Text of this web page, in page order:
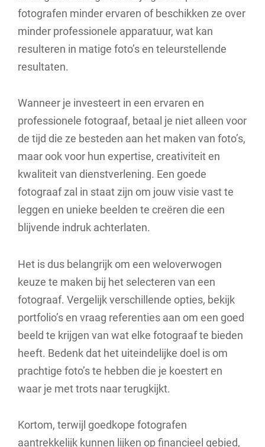
fotografen minder ervaren of beschikken ze over
minder professionele apparatuur, wat kan
resulteren in matige foto’s en teleurstellende
resultaten.
Wanneer je investeert in een ervaren en
professionele fotograaf, betaal je niet alleen voor
de tijd die ze besteden aan het maken van foto’s,
maar ook voor hun expertise, creativiteit en
kwaliteit van dienstverlening. Een goede
fotograaf zal in staat zijn om jouw visie vast te
leggen en unieke beelden te creëren die een
blijvende indruk achterlaten.
Het is dus belangrijk om een weloverwogen
keuze te maken bij het selecteren van een
fotograaf. Vergelijk verschillende opties, bekijk
portfolio’s en vraag referenties aan om een goed
beeld te krijgen van wat elke fotograaf te bieden
heeft. Bedenk dat het uiteindelijke doel is om
prachtige foto’s te hebben die je koestert en
waar je met trots naar terugkijkt.
Kortom, terwijl goedkope fotografen
aantrekkelijk kunnen lijken op financieel gebied,